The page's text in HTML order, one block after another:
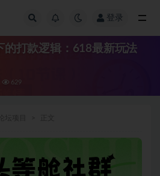
登录
的打款逻辑：618最新玩法
629